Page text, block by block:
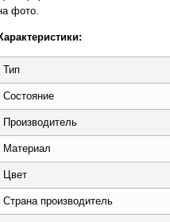
фото.
Тип
Состояние
Производитель
Материал
Цвет
Страна производитель